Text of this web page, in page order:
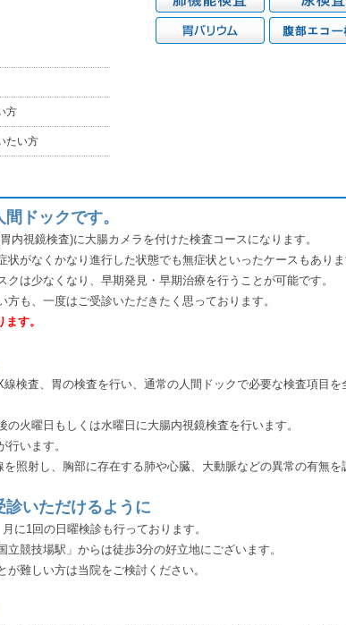
方
たい方
ドックです。
内視鏡検査)に大腸カメラを付けた検査コースになります。
状がなくかなり進行した状態でも無症状といったケースもありま
クは少なくなり、早期発見・早期治療を行うことが可能です。
も、一度はご受診いただきたく思っております。
す。
線検査、胃の検査を行い、通常の人間ドックで必要な検査項目
の火曜日もしくは水曜日に大腸内視鏡検査を行います。
行います。
照射し、胸部に存在する肺や心臓、大動脈などの異常の有無を
いただけるように
に1回の日曜検診も行っております。
競技場駅」からは徒歩3分の好立地にございます。
難しい方は当院をご検討ください。